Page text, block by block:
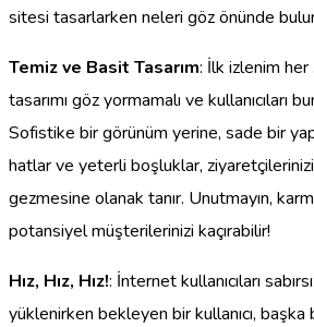
sitesi tasarlarken neleri göz önünde
Temiz ve Basit Tasarım: İlk izlenim
tasarımı göz yormamalı ve kullanıcıları
Sofistike bir görünüm yerine, sade bir
hatlar ve yeterli boşluklar,
gezmesine olanak tanır. Unutmayın,
potansiyel müşterilerinizi kaçırabilir!
Hız, Hız, Hız!: İnternet kullanıcıları
yüklenirken bekleyen bir kullanıcı,